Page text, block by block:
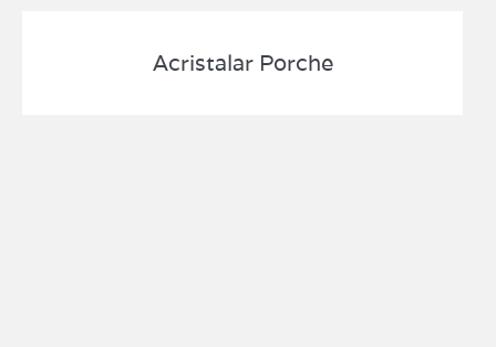
Acristalar Porche